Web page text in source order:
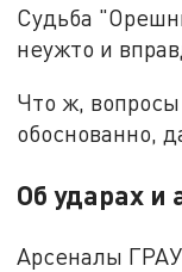
Судьба
неужто и
Что ж,
обоснованно,
Об ударах и
Арсеналы